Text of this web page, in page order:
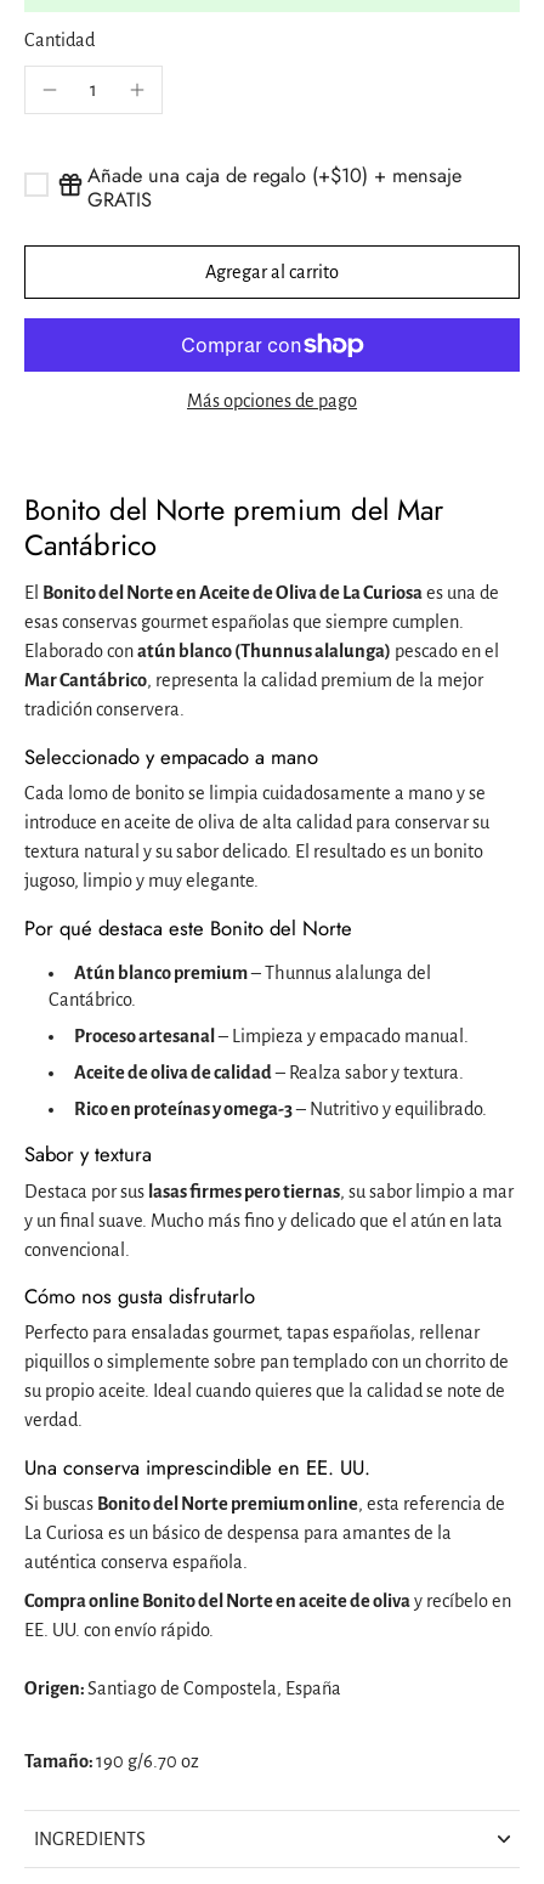
Cantidad
Añade una caja de regalo (+$10) + mensaje
GRATIS
Agregar al carrito
Más opciones de pago
Bonito del Norte premium del Mar
Cantábrico
El Bonito del Norte en Aceite de Oliva de La Curiosaes una de
esas conservas gourmet españolas que siempre cumplen.
Elaborado conatún blanco (Thunnus alalunga) pescado en el
Mar Cantábrico, representa la calidad premium de la mejor
tradición conservera.
Seleccionado y empacado a mano
Cada lomo de bonito se limpia cuidadosamente a mano y se
introduce en aceite de oliva de alta calidad para conservar su
textura natural y su sabor delicado. El resultado es un bonito
jugoso, limpio y muy elegante.
Por qué destaca este Bonito del Norte
Atún blanco premium– Thunnus alalunga del
Cantábrico.
Proceso artesanal– Limpieza y empacado manual.
Aceite de oliva de calidad– Realza sabor y textura.
Rico en proteínas y omega-3– Nutritivo y equilibrado.
Sabor y textura
Destaca por sus lasas firmes pero tiernas, su sabor limpio a mar
y un final suave. Mucho más fino y delicado que el atún en lata
convencional.
Cómo nos gusta disfrutarlo
Perfecto para ensaladas gourmet, tapas españolas, rellenar
piquillos o simplemente sobre pan templado con un chorrito de
su propio aceite. Ideal cuando quieres que la calidad se note de
verdad.
Una conserva imprescindible en EE. UU.
Si buscas Bonito del Norte premium online, esta referencia de
La Curiosa es un básico de despensa para amantes de la
auténtica conserva española.
Compra online Bonito del Norte en aceite de olivay recíbelo en
EE. UU. con envío rápido.
Origen:Santiago de Compostela, España
Tamaño:190 g/6.70 oz
INGREDIENTS